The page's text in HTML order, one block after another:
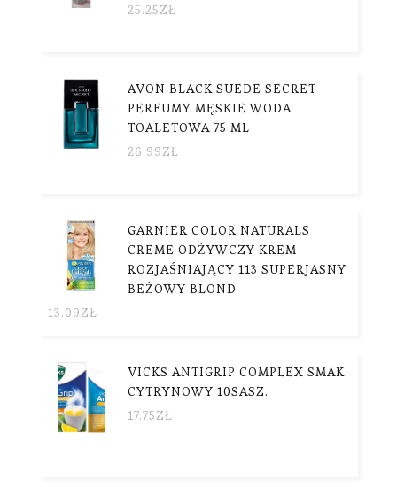
25.25ZŁ
AVON BLACK SUEDE SECRET
PERFUMY MĘSKIE WODA
TOALETOWA 75 ML
26.99ZŁ
GARNIER COLOR NATURALS
CREME ODŻYWCZY KREM
ROZJAŚNIAJĄCY 113 SUPERJASNY
BEŻOWY BLOND
13.09ZŁ
VICKS ANTIGRIP COMPLEX SMAK
CYTRYNOWY 10SASZ.
17.75ZŁ